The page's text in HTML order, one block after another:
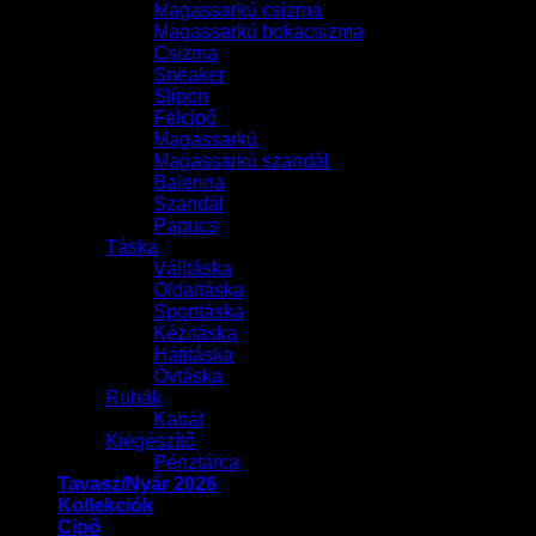
Magassarkú csizma
Magassarkú bokacsizma
Csizma
Sneaker
Slipon
Félcipő
Magassarkú
Magassarkú szandál
Balerina
Szandál
Papucs
Táska
Válltáska
Oldaltáska
Sporttáska
Kézitáska
Hátitáska
Övtáska
Ruhák
Kabát
Kiegészítő
Pénztárca
Tavasz/Nyár 2026
Kollekciók
Cipő